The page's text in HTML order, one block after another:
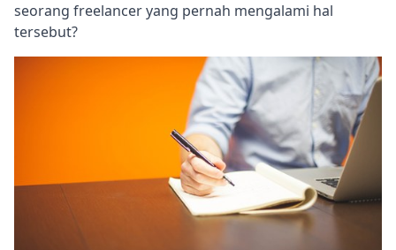
seorang freelancer yang pernah mengalami hal
tersebut?